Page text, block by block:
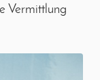
Vermittlung